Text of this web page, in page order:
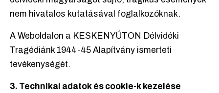
nem hivatalos kutatásával foglalkozóknak.
A Weboldalon a KESKENYÚTON Délvidéki
Tragédiánk 1944-45 Alapítvány ismerteti
tevékenységét.
3. Technikai adatok és cookie-k kezelése